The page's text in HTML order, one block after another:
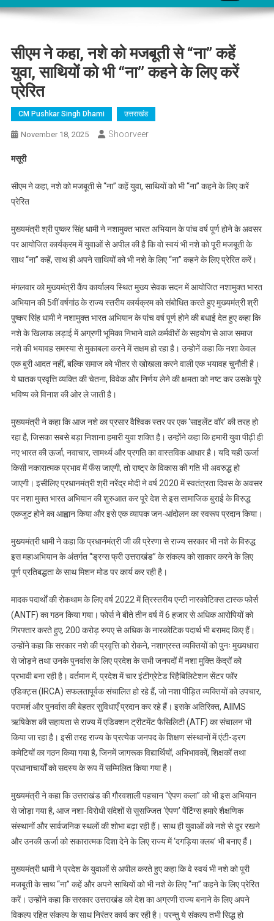
सीएम ने कहा, नशे को मजबूती से “ना” कहें
युवा, साथियों को भी “ना’’ कहने के लिए करें
प्रेरित
CM Pushkar Singh Dhami उत्तराखंड
November 18, 2025 Shoorveer
मसूरी
सीएम ने कहा, नशे को मजबूती से “ना” कहें युवा, साथियों को भी “ना’’ कहने के लिए करें
प्रेरित
मुख्यमंत्री श्री पुष्कर सिंह धामी ने नशामुक्त भारत अभियान के पांच वर्ष पूर्ण होने के अवसर
पर आयोजित कार्यक्रम में युवाओं से अपील की है कि वो स्वयं भी नशे को पूरी मजबूती के
साथ “ना” कहें, साथ ही अपने साथियों को भी नशे के लिए “ना’’ कहने के लिए प्रेरित करें।
मंगलवार को मुख्यमंत्री कैंप कार्यालय स्थित मुख्य सेवक सदन में आयोजित नशामुक्त भारत
अभियान की 5वीं वर्षगांठ के राज्य स्तरीय कार्यक्रम को संबोधित करते हुए मुख्यमंत्री श्री
पुष्कर सिंह धामी ने नशामुक्त भारत अभियान के पांच वर्ष पूर्ण होने की बधाई देत हुए कहा कि
नशे के खिलाफ लड़ाई में अग्रणी भूमिका निभाने वाले कर्मवीरों के सहयोग से आज समाज
नशे की भयावह समस्या से मुकाबला करने में सक्षम हो रहा है। उन्होनें कहा कि नशा केवल
एक बुरी आदत नहीं, बल्कि समाज को भीतर से खोखला करने वाली एक भयावह चुनौती है।
ये घातक प्रवृत्ति व्यक्ति की चेतना, विवेक और निर्णय लेने की क्षमता को नष्ट कर उसके पूरे
भविष्य को विनाश की ओर ले जाती है।
मुख्यमंत्री ने कहा कि आज नशे का प्रसार वैश्विक स्तर पर एक ‘साइलेंट वॉर’ की तरह हो
रहा है, जिसका सबसे बड़ा निशाना हमारी युवा शक्ति है। उन्होंने कहा कि हमारी युवा पीढ़ी ही
नए भारत की ऊर्जा, नवाचार, सामर्थ्य और प्रगति का वास्तविक आधार है। यदि यही ऊर्जा
किसी नकारात्मक प्रभाव में फँस जाएगी, तो राष्ट्र के विकास की गति भी अवरुद्ध हो
जाएगी। इसीलिए प्रधानमंत्री श्री नरेंद्र मोदी ने वर्ष 2020 में स्वतंत्रता दिवस के अवसर
पर नशा मुक्त भारत अभियान की शुरुआत कर पूरे देश से इस सामाजिक बुराई के विरुद्ध
एकजुट होने का आह्वान किया और इसे एक व्यापक जन-आंदोलन का स्वरूप प्रदान किया।
मुख्यमंत्री धामी ने कहा कि प्रधानमंत्री जी की प्रेरणा से राज्य सरकार भी नशे के विरुद्ध
इस महाअभियान के अंतर्गत “ड्रग्स फ्री उत्तराखंड” के संकल्प को साकार करने के लिए
पूर्ण प्रतिबद्धता के साथ मिशन मोड पर कार्य कर रही है।
मादक पदार्थों की रोकथाम के लिए वर्ष 2022 में त्रिस्तरीय एन्टी नारकोटिक्स टास्क फोर्स
(ANTF) का गठन किया गया। फोर्स ने बीते तीन वर्ष में 6 हजार से अधिक आरोपियों को
गिरफ्तार करते हुए, 200 करोड़ रुपए से अधिक के नारकोटिक पदार्थ भी बरामद किए हैं।
उन्होंने कहा कि सरकार नशे की प्रवृत्ति को रोकने, नशाग्रस्त व्यक्तियों को पुनः मुख्यधारा
से जोड़ने तथा उनके पुनर्वास के लिए प्रदेश के सभी जनपदों में नशा मुक्ति केंद्रों को
प्रभावी बना रही है। वर्तमान में, प्रदेश में चार इंटीग्रेटेड रिहैबिलिटेशन सेंटर फॉर
एडिक्ट्स (IRCA) सफलतापूर्वक संचालित हो रहे हैं, जो नशा पीड़ित व्यक्तियों को उपचार,
परामर्श और पुनर्वास की बेहतर सुविधाएँ प्रदान कर रहे हैं। इसके अतिरिक्त, AIIMS
ऋषिकेश की सहायता से राज्य में एडिक्शन ट्रीटमेंट फैसिलिटी (ATF) का संचालन भी
किया जा रहा है। इसी तरह राज्य के प्रत्येक जनपद के शिक्षण संस्थानों में एंटी-ड्रग
कमेटियों का गठन किया गया है, जिनमें जागरूक विद्यार्थियों, अभिभावकों, शिक्षकों तथा
प्रधानाचार्यों को सदस्य के रूप में सम्मिलित किया गया है।
मुख्यमंत्री ने कहा कि उत्तराखंड की गौरवशाली पहचान “ऐपण कला” को भी इस अभियान
से जोड़ा गया है, आज नशा-विरोधी संदेशों से सुसज्जित ‘ऐपण’ पेंटिंग्स हमारे शैक्षणिक
संस्थानों और सार्वजनिक स्थलों की शोभा बढ़ा रही हैं। साथ ही युवाओं को नशे से दूर रखने
और उनकी ऊर्जा को सकारात्मक दिशा देने के लिए राज्य में ‘दगड़िया क्लब’ भी बनाए हैं।
मुख्यमंत्री धामी ने प्रदेश के युवाओं से अपील करते हुए कहा कि वे स्वयं भी नशे को पूरी
मजबूती के साथ “ना” कहें और अपने साथियों को भी नशे के लिए “ना’’ कहने के लिए प्रेरित
करें। उन्होंने कहा कि सरकार उत्तराखंड को देश का अग्रणी राज्य बनाने के लिए अपने
विकल्प रहित संकल्प के साथ निरंतर कार्य कर रही है। परन्तु ये संकल्प तभी सिद्ध हो